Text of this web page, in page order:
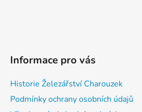
Informace pro vás
Historie Železářství Charouzek
Podmínky ochrany osobních údajů